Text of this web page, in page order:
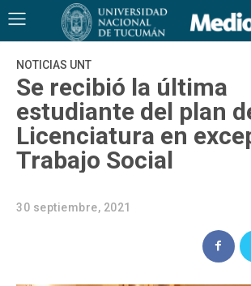
NOTICIAS UNT
Se recibió la última
estudiante del plan
Licenciatura en
Trabajo Social
30 septiembre, 2021